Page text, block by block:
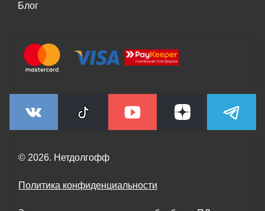
Блог
© 2026. Нетдолгофф
Политика конфиденциальности